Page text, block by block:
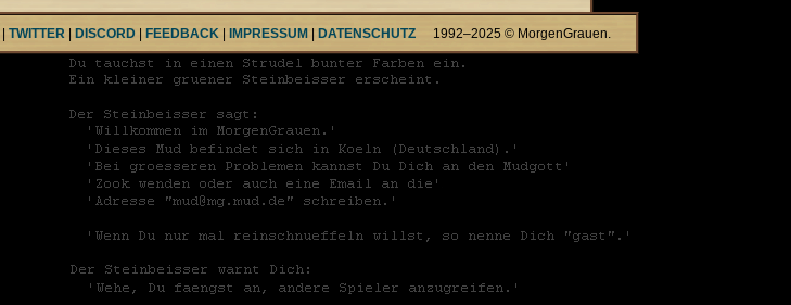
TWITTER DISCORD FEEDBACK IMPRESSUM DATENSCHUTZ 1992–2025 © MorgenGrauen.